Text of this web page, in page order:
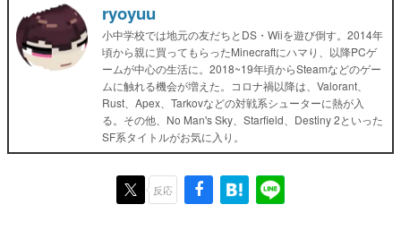
ryoyuu
小中学校では地元の友だちとDS・Wiiを遊び倒す。2014年
頃から親に買ってもらったMinecraftにハマり、以降PCゲ
ームが中心の生活に。2018~19年頃からSteamなどのゲー
ムに触れる機会が増えた。コロナ禍以降は、Valorant、
Rust、Apex、Tarkovなどの対戦系シューターに熱が入
る。その他、No Man's Sky、Starfield、Destiny 2といった
SF系タイトルがお気に入り。
反応